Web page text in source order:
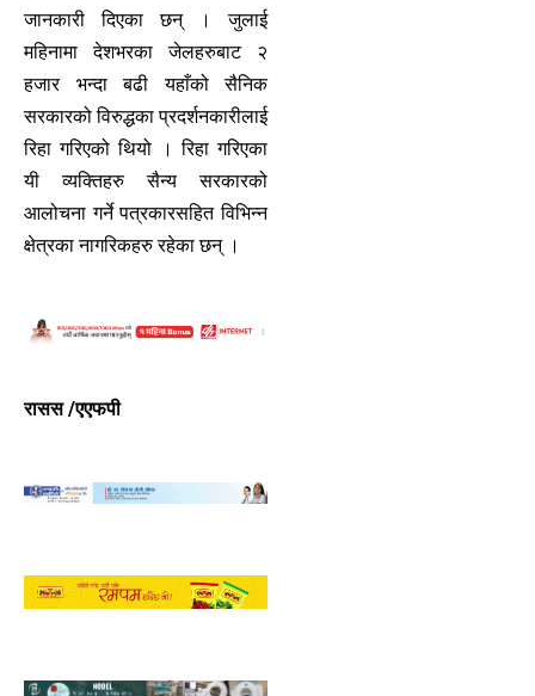
जानकारी दिएका छन् । जुलाई
महिनामा देशभरका जेलहरुबाट २
हजार भन्दा बढी यहाँको सैनिक
सरकारको विरुद्धका प्रदर्शनकारीलाई
रिहा गरिएको थियो । रिहा गरिएका
यी व्यक्तिहरु सैन्य सरकारको
आलोचना गर्ने पत्रकारसहित विभिन्न
क्षेत्रका नागरिकहरु रहेका छन् ।
रासस /एएफपी